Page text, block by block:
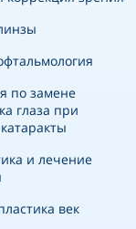
по замене
глаза при
и лечение
век